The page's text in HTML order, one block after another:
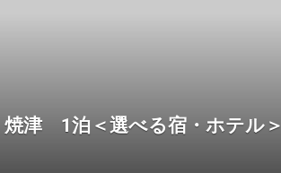
津 1泊＜選べる宿・ホテル＞